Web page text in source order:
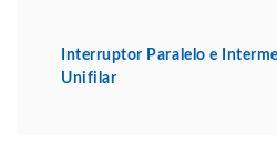
Interruptor Paralelo e
Unifilar